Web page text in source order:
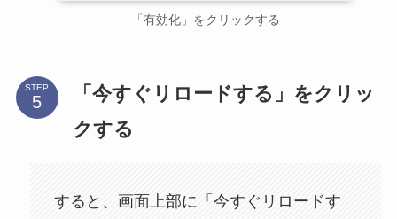
「有効化」をクリックする
STEP
「今すぐリロードする」をクリッ
クする
すると、画面上部に「今すぐリロードす